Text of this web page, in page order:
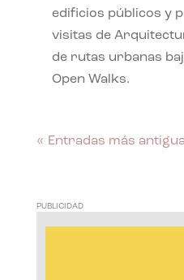
edificios públicos y
visitas de
de rutas urbanas
Open Walks.
« Entradas más
PUBLICIDAD